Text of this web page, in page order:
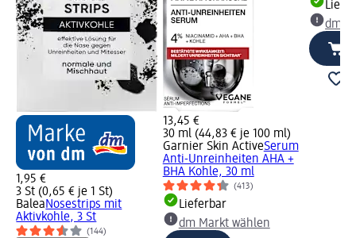
1,95 €
3 St (0,65 € je 1 St)
BaleaNosestrips mit
Aktivkohle, 3 St
(144)
13,45 €
30 ml (44,83 € je 100 ml)
Garnier Skin ActiveSerum
Anti-Unreinheiten AHA +
BHA Kohle, 30 ml
(413)
Lieferbar
dm Markt wählen
dm